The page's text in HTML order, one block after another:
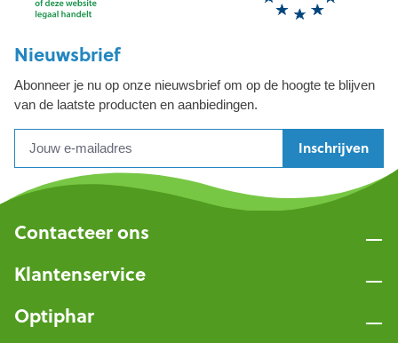
Nieuwsbrief
Abonneer je nu op onze nieuwsbrief om op de hoogte te blijven
van de laatste producten en aanbiedingen.
Inschrijven
Contacteer ons
Klantenservice
Optiphar